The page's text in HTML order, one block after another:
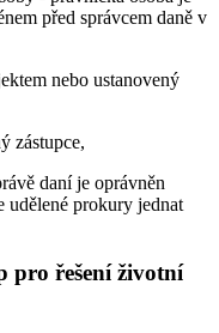
před správcem daně v
nebo ustanovený
zástupce,
daní je oprávněn
udělené prokury jednat
pro řešení životní